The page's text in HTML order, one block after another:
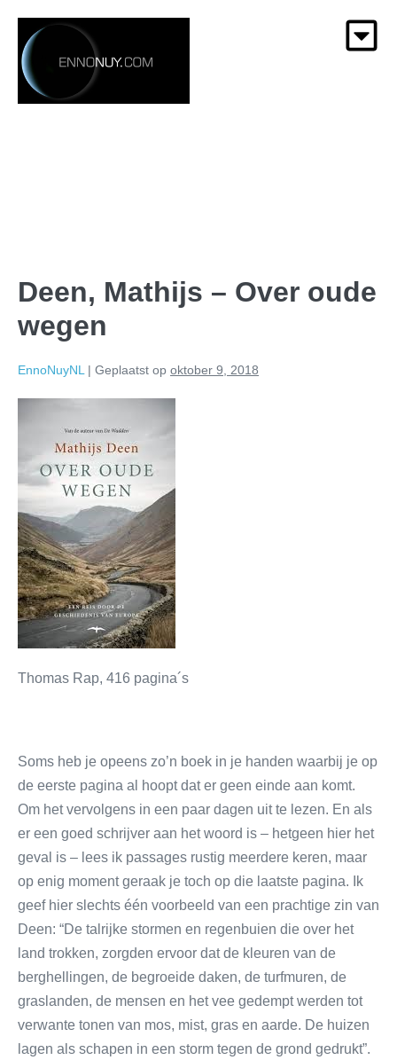
Deen, Mathijs – Over oude
wegen
EnnoNuyNL | Geplaatst op oktober 9, 2018
Thomas Rap, 416 pagina´s
Soms heb je opeens zo’n boek in je handen waarbij je op
de eerste pagina al hoopt dat er geen einde aan komt.
Om het vervolgens in een paar dagen uit te lezen. En als
er een goed schrijver aan het woord is – hetgeen hier het
geval is – lees ik passages rustig meerdere keren, maar
op enig moment geraak je toch op die laatste pagina. Ik
geef hier slechts één voorbeeld van een prachtige zin van
Deen: “De talrijke stormen en regenbuien die over het
land trokken, zorgden ervoor dat de kleuren van de
berghellingen, de begroeide daken, de turfmuren, de
graslanden, de mensen en het vee gedempt werden tot
verwante tonen van mos, mist, gras en aarde. De huizen
lagen als schapen in een storm tegen de grond gedrukt”.